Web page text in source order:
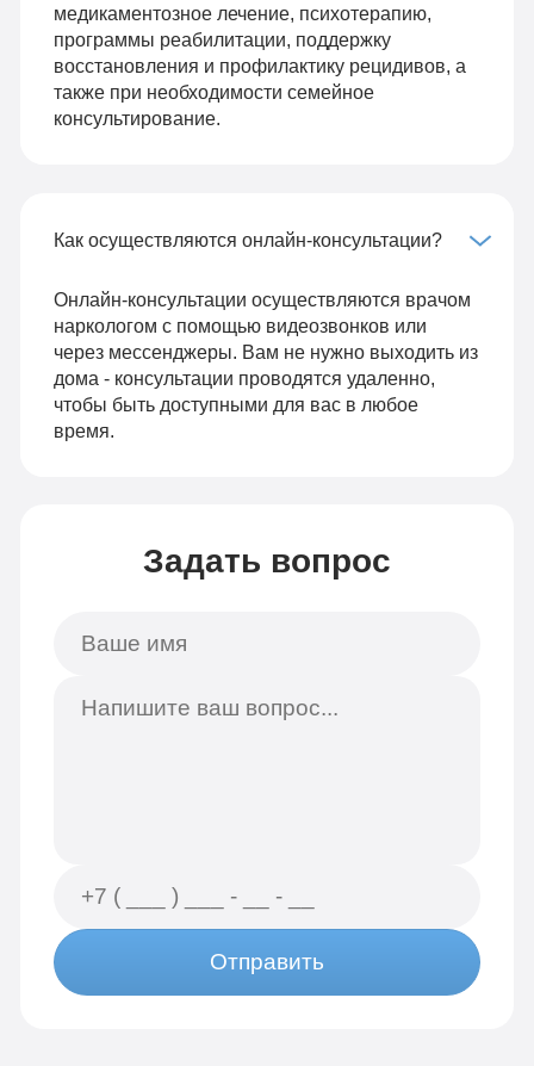
медикаментозное лечение, психотерапию,
программы реабилитации, поддержку
восстановления и профилактику рецидивов, а
также при необходимости семейное
консультирование.
Как осуществляются онлайн-консультации?
Онлайн-консультации осуществляются врачом
наркологом с помощью видеозвонков или
через мессенджеры. Вам не нужно выходить из
дома - консультации проводятся удаленно,
чтобы быть доступными для вас в любое
время.
Задать вопрос
Отправить